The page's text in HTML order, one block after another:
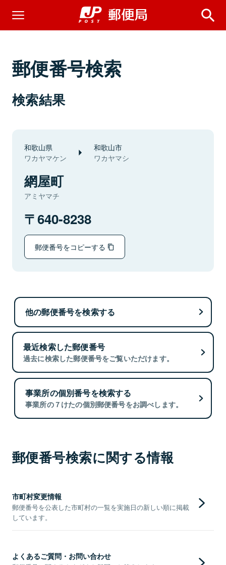
郵便番号検索
検索結果
和歌山県
ワカヤマケン
和歌山市
ワカヤマシ
網屋町
アミヤマチ
640-8238
郵便番号をコピーする
他の郵便番号を検索する
最近検索した郵便番号
過去に検索した郵便番号をご覧いただけます。
事業所の個別番号を検索する
事業所の７けたの個別郵便番号をお調べします。
郵便番号検索に関する情報
市町村変更情報
郵便番号を公表した市町村の一覧を実施日の新しい順に掲載
しています。
よくあるご質問・お問い合わせ